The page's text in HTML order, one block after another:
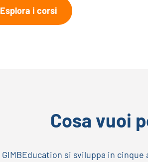
Esplora i corsi
Cosa vuoi
GIMBEducation si sviluppa in